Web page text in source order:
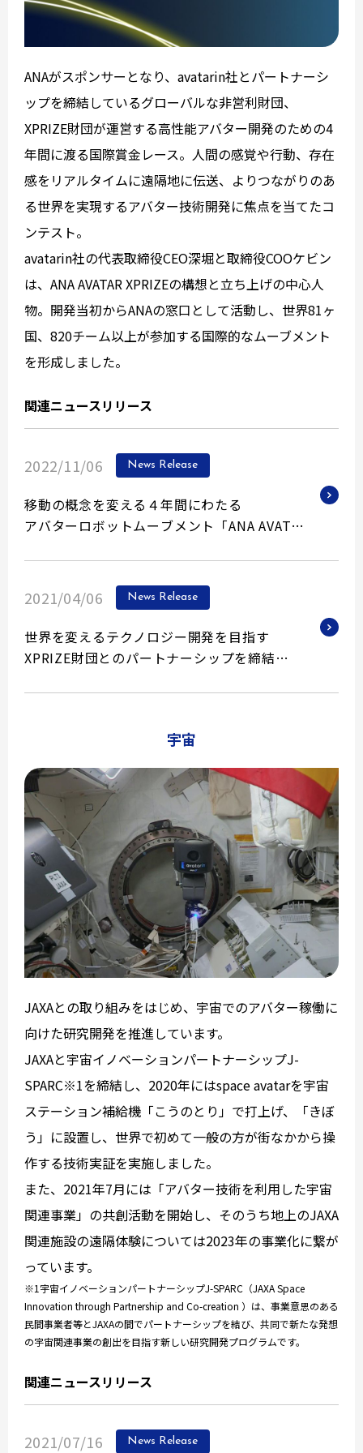
ANAがスポンサーとなり、avatarin社とパートナーシ
ップを締結しているグローバルな非営利財団、
XPRIZE財団が運営する高性能アバター開発のための4
年間に渡る国際賞金レース。人間の感覚や行動、存在
感をリアルタイムに遠隔地に伝送、よりつながりのあ
る世界を実現するアバター技術開発に焦点を当てたコ
ンテスト。
avatarin社の代表取締役CEO深堀と取締役COOケビン
は、ANA AVATAR XPRIZEの構想と立ち上げの中心人
物。開発当初からANAの窓口として活動し、世界81ヶ
国、820チーム以上が参加する国際的なムーブメント
を形成しました。
関連ニュースリリース
2022/11/06 News Release
移動の概念を変える４年間にわたる
アバターロボットムーブメント「ANA AVATAR
優勝チームが決定しました
2021/04/06 News Release
世界を変えるテクノロジー開発を目指す
XPRIZE財団とのパートナーシップを締結
XPRIZEの実現に向けて〜
宇宙
JAXAとの取り組みをはじめ、宇宙でのアバター稼働に
向けた研究開発を推進しています。
JAXAと宇宙イノベーションパートナーシップJ-
SPARC※1を締結し、2020年にはspace avatarを宇宙
ステーション補給機「こうのとり」で打上げ、「きぼ
う」に設置し、世界で初めて一般の方が街なかから操
作する技術実証を実施しました。
また、2021年7月には「アバター技術を利用した宇宙
関連事業」の共創活動を開始し、そのうち地上のJAXA
関連施設の遠隔体験については2023年の事業化に繋が
っています。
※1宇宙イノベーションパートナーシップJ-SPARC（JAXA Space
Innovation through Partnership and Co-creation ）は、事業意思のある
民間事業者等とJAXAの間でパートナーシップを結び、共同で新たな発想
の宇宙関連事業の創出を目指す新しい研究開発プログラムです。
関連ニュースリリース
2021/07/16 News Release